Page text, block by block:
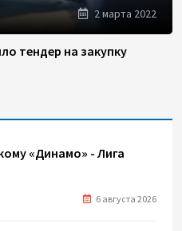
2 марта 2022
тендер на закупку
«Динамо» - Лига
6 августа 2026